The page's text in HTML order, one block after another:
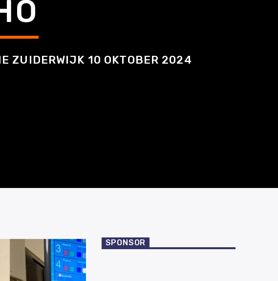
ZUIDERWIJK 10 OKTOBER 2024
SPONSOR